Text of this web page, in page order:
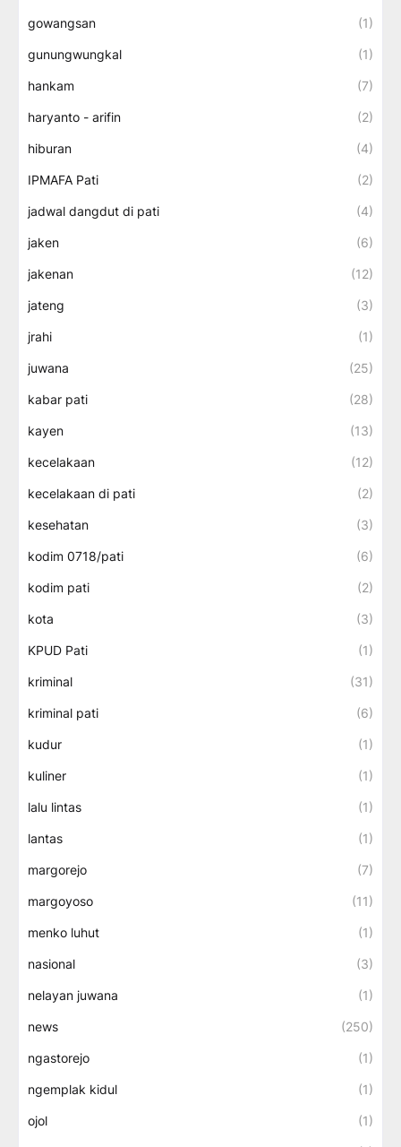
gowangsan (1)
gunungwungkal (1)
hankam (7)
haryanto - arifin (2)
hiburan (4)
IPMAFA Pati (2)
jadwal dangdut di pati (4)
jaken (6)
jakenan (12)
jateng (3)
jrahi (1)
juwana (25)
kabar pati (28)
kayen (13)
kecelakaan (12)
kecelakaan di pati (2)
kesehatan (3)
kodim 0718/pati (6)
kodim pati (2)
kota (3)
KPUD Pati (1)
kriminal (31)
kriminal pati (6)
kudur (1)
kuliner (1)
lalu lintas (1)
lantas (1)
margorejo (7)
margoyoso (11)
menko luhut (1)
nasional (3)
nelayan juwana (1)
news (250)
ngastorejo (1)
ngemplak kidul (1)
ojol (1)